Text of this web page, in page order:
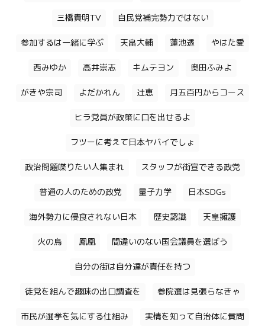
三橋貴明TV 自民党補完勢力ではない
参加するは一緒に学ぶ 天畠大輔 蓮池透 やはた愛
西みゆか 高井崇志 キムテヨン 奥田ふみよ
がきや宗司 よだかれん 辻恵 月五百円からコース
ヒラ党員が政策に口を出せるよ
フツーに考えて日本ヤバイでしょ
政治問題喋りたい人集まれ スタッフが街宣できる政党
普通の人のための政党 量子力学 日本SDGs
海外勢力に侵食されない日本 歴史認識 天皇擁護
火の鳥 鳳凰 間違いのない国会議員を選ぼう
自分の街は自分達が責任を持つ
徒党を組んで趣味の出口調査を 参院選は見張らなきゃ
市民が選挙を気にする仕組み 実情を知って自治体に質問